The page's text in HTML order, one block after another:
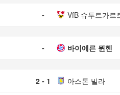
- VfB 슈투트가르
- 바이에른 뮌헨
2 - 1 아스톤 빌라